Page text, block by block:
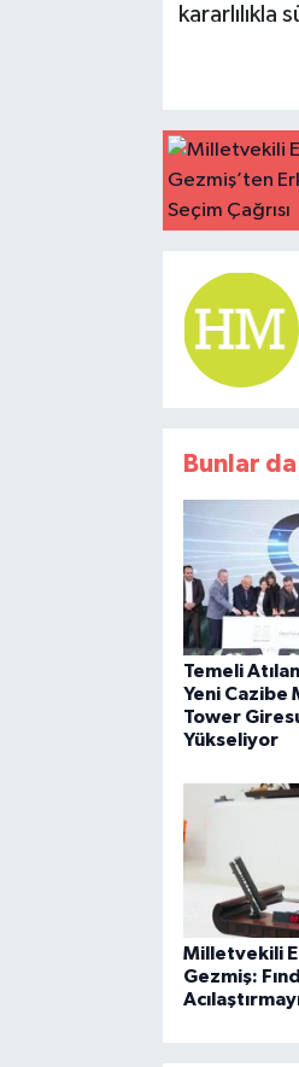
kararlılıkla
Bunlar
Temeli
Yeni Cazibe
Tower
Yükseliyor
Milletvekili
Gezmiş: